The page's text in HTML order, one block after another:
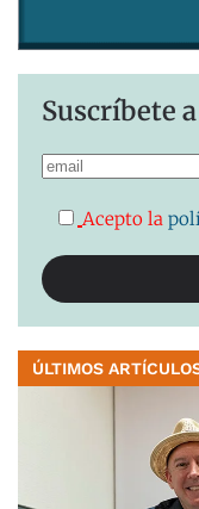
Suscríbete
Acepto la
ÚLTIMOS